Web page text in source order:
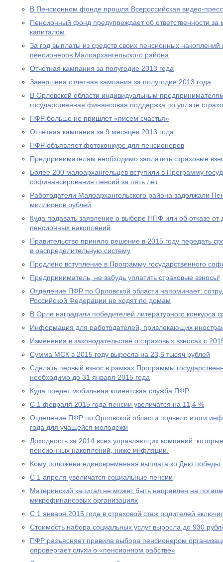
В Пенсионном фонде прошла Всероссийская видео-
Пенсионный фонд предупреждает об ответственности
капиталом
За год выплаты из средств своих пенсионных накоплений
пенсионеров Малоархангельского района
Отчетная кампания за полугодие 2013 года
Завершена отчетная кампания за полугодие 2013 года
В Орловской области индивидуальным
государственная финансовая поддержка по уплате
ПФР больше не пришлет «писем счастья»
Отчетная кампания за 9 месяцев 2013 года
ПФР объявляет фотоконкурс для пенсионеров
Предпринимателям необходимо заплатить страховые
Более 200 малоархангельцев вступили в Программу
софинансирования пенсий за пять лет.
Работодатели Малоархангельского района задолжали
миллионов рублей
Куда подавать заявление о выборе НПФ или об отказе
пенсионных накоплений
Правительство приняло решение в 2015 году передать
в распределительную систему
Продлено вступление в Программу государственного
Предприниматель, не забудь уплатить страховые взносы!
Отделение ПФР по Орловской области напоминает:
Российской Федерации не ходят по домам
В Орле наградили победителей литературного конкурса
Информация для работодателей, привлекающих
Изменения в законодательстве о страховых взносах с
Сумма МСК в 2015 году выросла на 23,6 тысяч рублей
Сделать первый взнос в рамках Программы
необходимо до 31 января 2015 года
Куда поедет мобильная клиентская служба ПФР
С 1 февраля 2015 года пенсии увеличатся на 11,4 %
Отделение ПФР по Орловской области подвело итоги
года для учащейся молодежи
Доходность за 2014 всех управляющих компаний,
пенсионных накоплений, ниже инфляции.
Кому положена единовременная выплата ко Дню победы
С 1 апреля увеличатся социальные пенсии
Материнский капитал не может быть направлен на
микрофинансовых организациях
С 1 января 2015 года в страховой стаж родителей
Стоимость набора социальных услуг выросла до 930
ПФР разъясняет правила выбора пенсионером
опровергает слухи о «пенсионном рабстве»